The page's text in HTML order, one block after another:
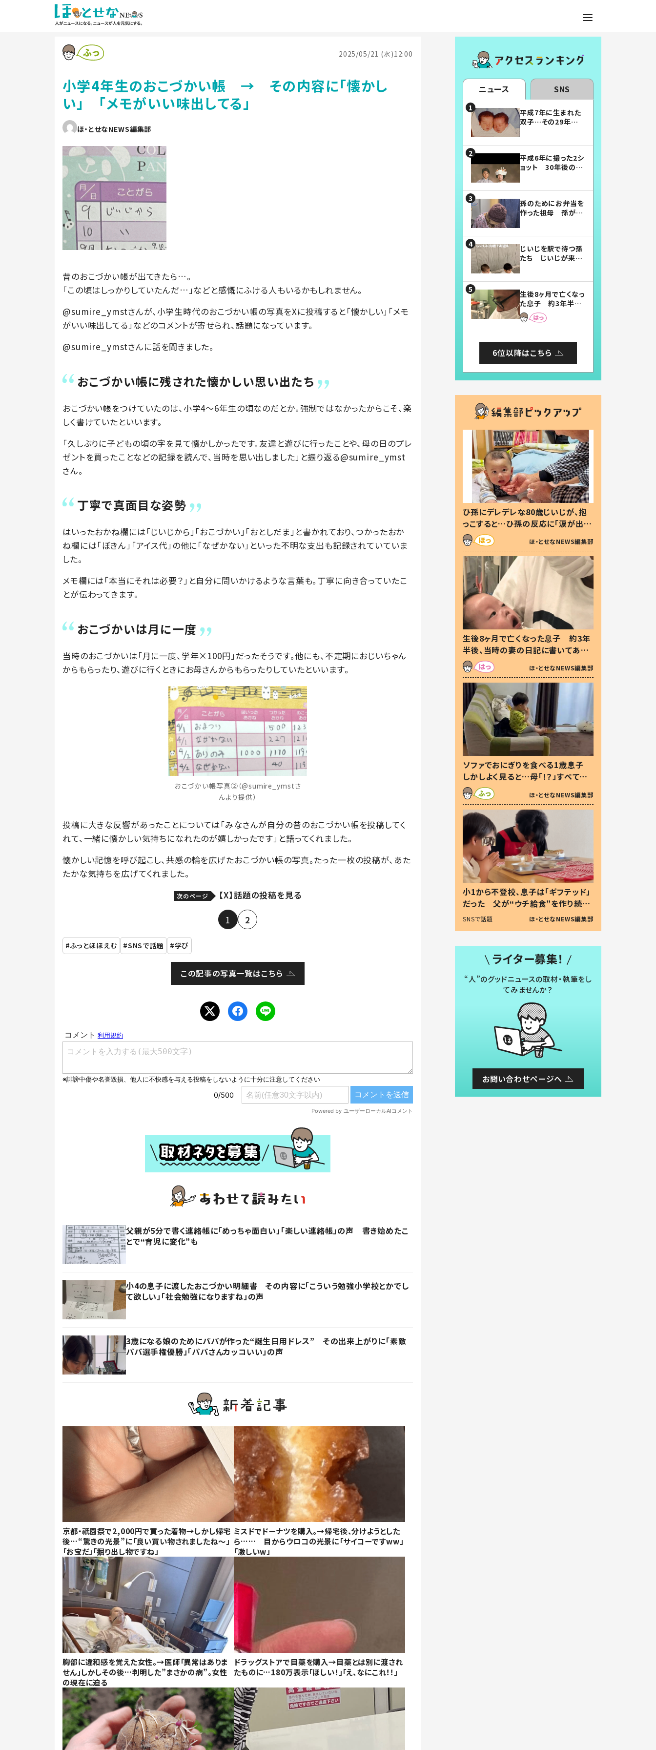
2025/05/21 (水)12:00
小学4年生のおこづかい帳 → その内容に「懐かし
い」 「メモがいい味出してる」
ほ・とせなNEWS編集部
昔のおこづかい帳が出てきたら…。
「この頃はしっかりしていたんだ…」などと感慨にふける人もいるかもしれません。
@sumire_ymstさんが、小学生時代のおこづかい帳の写真をXに投稿すると「懐かしい」「メモ
がいい味出してる」などのコメントが寄せられ、話題になっています。
@sumire_ymstさんに話を聞きました。
おこづかい帳に残された懐かしい思い出たち
おこづかい帳をつけていたのは、小学4～6年生の頃なのだとか。強制ではなかったからこそ、楽
しく書けていたといいます。
「久しぶりに子どもの頃の字を見て懐かしかったです。友達と遊びに行ったことや、母の日のプレ
ゼントを買ったことなどの記録を読んで、当時を思い出しました」と振り返る@sumire_ymst
さん。
丁寧で真面目な姿勢
はいったおかね欄には「じいじから」「おこづかい」「おとしだま」と書かれており、つかったおか
ね欄には「ぼきん」「アイス代」の他に「なぜかない」といった不明な支出も記録されていていま
した。
メモ欄には「本当にそれは必要？」と自分に問いかけるような言葉も。丁寧に向き合っていたこ
とが伝わってきます。
おこづかいは月に一度
当時のおこづかいは「月に一度、学年×100円」だったそうです。他にも、不定期におじいちゃん
からもらったり、遊びに行くときにお母さんからもらったりしていたといいます。
おこづかい帳写真②（@sumire_ymstさ
んより提供）
投稿に大きな反響があったことについては「みなさんが自分の昔のおこづかい帳を投稿してく
れて、一緒に懐かしい気持ちになれたのが嬉しかったです」と語ってくれました。
懐かしい記憶を呼び起こし、共感の輪を広げたおこづかい帳の写真。たった一枚の投稿が、あた
たかな気持ちを広げてくれました。
次のページ 【X】話題の投稿を見る
1 2
ふっとほほえむ SNSで話題 学び
この記事の写真一覧はこちら
父親が5分で書く連絡帳に「めっちゃ面白い」「楽しい連絡帳」の声 書き始めたこ
とで“育児に変化”も
小4の息子に渡したおこづかい明細書 その内容に「こういう勉強小学校とかでし
て欲しい」「社会勉強になりますね」の声
3歳になる娘のためにパパが作った“誕生日用ドレス” その出来上がりに「素敵
パパ選手権優勝」「パパさんカッコいい」の声
京都・祇園祭で2,000円で買った着物→しかし帰宅
後…“驚きの光景”に「良い買い物されましたね～」
「お宝だ」「掘り出し物ですね」
ミスドでドーナツを購入。→帰宅後、分けようとした
ら…… 目からウロコの光景に「サイコーですww」
「激しいw」
胸部に違和感を覚えた女性。→医師「異常はありま
せん」しかしその後…判明した”まさかの病”。女性
の現在に迫る
ドラッグストアで目薬を購入→目薬とは別に渡され
たものに…180万表示「ほしい！」「え、なにこれ！！」
ニュース SNS
平成7年に生まれた
双子…その29年後
平成6年に撮った2シ
ョット 30年後の姿
孫のためにお弁当を
作った祖母 孫が絶
じいじを駅で待つ孫
たち じいじが来た
まらない」「幸せにな
れる」
生後8ヶ月で亡くなっ
た息子 約3年半
後、当時の妻の日記
に書いてあった本音
6位以降はこちら
ひ孫にデレデレな80歳じいじが、抱
っこすると…ひ孫の反応に「涙が出ま
した」「可愛くて仕方ない」
ほ・とせなNEWS編集部
生後8ヶ月で亡くなった息子 約3年
半後、当時の妻の日記に書いてあっ
た本音とは
ほ・とせなNEWS編集部
ソファでおにぎりを食べる1歳息子
しかしよく見ると…母「！？」すべてを
察した母の投稿に「可愛いから許
す！」「現行犯〜」
ほ・とせなNEWS編集部
小1から不登校、息子は「ギフテッド」
だった 父が“ウチ給食”を作り続け
る理由とは #令和の親 #令和の子
SNSで話題 ほ・とせなNEWS編集部
ライター募集！
“人”のグッドニュースの取材・執筆をし
てみませんか？
お問い合わせページへ